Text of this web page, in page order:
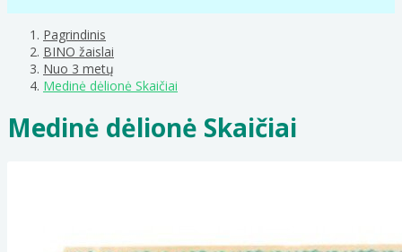
Pagrindinis
BINO žaislai
Nuo 3 metų
Medinė dėlionė Skaičiai
Medinė dėlionė Skaičiai